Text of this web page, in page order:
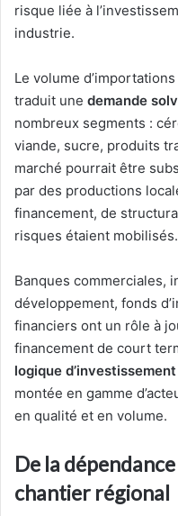
risque liée à
industrie.
Le volume
traduit une demande
nombreux segments :
viande, sucre, produits
marché pourrait être
par des productions
financement, de
risques étaient mobilisés.
Banques commerciales,
développement, fonds
financiers ont un rôle à
financement de court
logique
montée en gamme
en qualité et en volume.
De la
chantier régional